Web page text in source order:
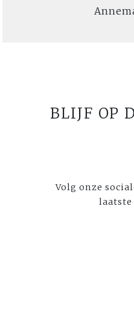
BLIJF OP
Volg onze
laatste